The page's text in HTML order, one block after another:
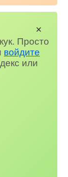
Просто
войдите
или
✕